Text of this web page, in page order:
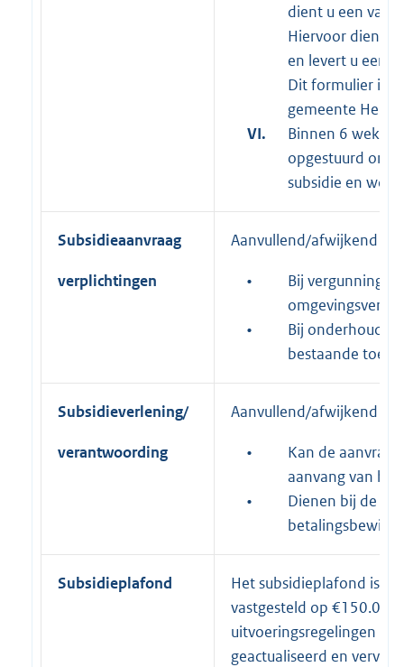
dient u een
Hiervoor dient u
en levert u een
Dit formulier is
gemeente
VI.
Binnen 6 weken
opgestuurd
subsidie en
Subsidieaanvraag
verplichtingen
Aanvullend/afwijkend op
•
Bij
•
Bij onderhoud
bestaande
Subsidieverlening/
verantwoording
Aanvullend/afwijkend op
•
Kan de
aanvang van het
•
Dienen bij de
Subsidieplafond
Het subsidieplafond is in
vastgesteld op
uitvoeringsregelingen
geactualiseerd en